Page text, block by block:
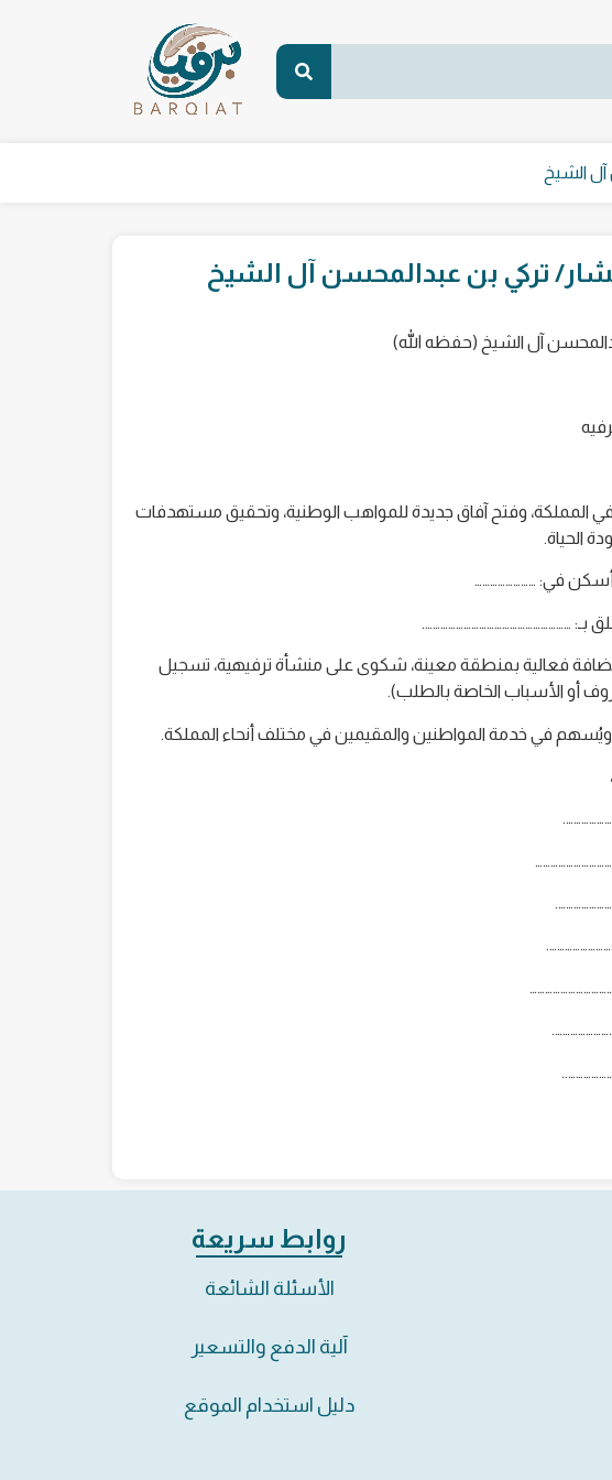
آل الشيخ
تركي بن عبدالمحسن آل الشيخ
آل الشيخ (حفظه الله)
المملكة، وفتح آفاق جديدة للمواهب الوطنية، وتحقيق مستهدفات
الحياة.
وأسكن في: ……………………
بـ: ………………………………………………….
فعالية بمنطقة معينة، شكوى على منشأة ترفيهية، تسجيل
أو الأسباب الخاصة بالطلب).
ويُسهم في خدمة المواطنين والمقيمين في مختلف أنحاء المملكة.
روابط سريعة
الأسئلة الشائعة
آلية الدفع والتسعير
دليل استخدام الموقع